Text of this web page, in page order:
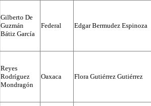
Gilberto De
Guzmán
Bátiz García
Federal Edgar Bermudez Espinoza
Reyes
Rodríguez
Mondragón
Oaxaca Flora Gutiérrez Gutiérrez